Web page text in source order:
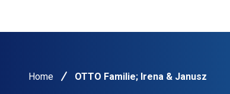
Home OTTO Familie; Irena & Janusz